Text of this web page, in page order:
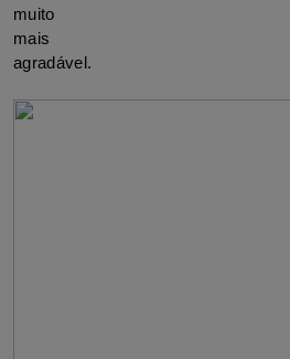
muito
mais
agradável.